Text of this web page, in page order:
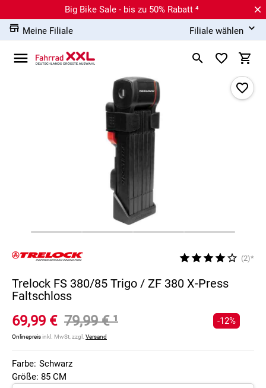
Big Bike Sale - bis zu 50% Rabatt ⁴
Meine Filiale
Filiale wählen
(2)*
Trelock FS 380/85 Trigo / ZF 380 X-Press
Faltschloss
69,99 € 79,99 €¹
Onlinepreisinkl. MwSt, zzgl. Versand
-12%
Farbe: Schwarz
Größe: 85 CM